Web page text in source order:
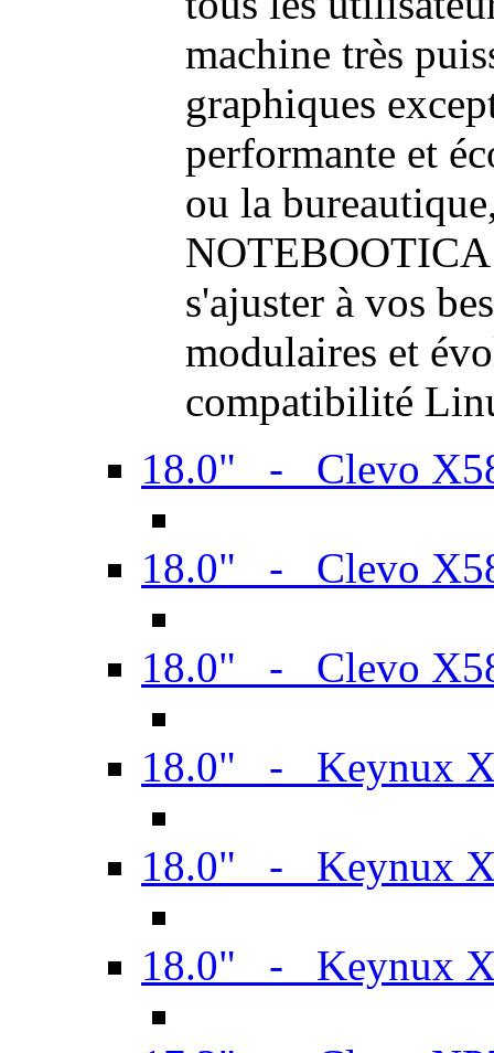
machine très
graphiques
performante et
ou la
NOTEBOOTICA
s'ajuster à vos
modulaires et
compatibilité
18.0" - Clevo
18.0" - Clevo
18.0" - Clevo
18.0" - Keynux
18.0" - Keynux
18.0" - Keynux